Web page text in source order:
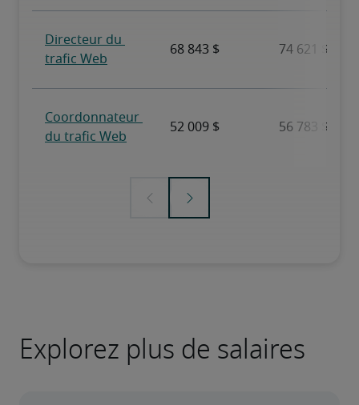
Explorez plus de salaires